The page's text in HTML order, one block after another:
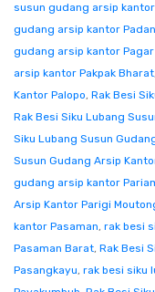
susun gudang arsip
gudang arsip kantor
gudang arsip kantor Pagar
arsip kantor Pakpak Bharat
Kantor Palopo, Rak Besi
Rak Besi Siku Lubang
Siku Lubang Susun
Susun Gudang Arsip
gudang arsip kantor
Arsip Kantor Parigi
kantor Pasaman, rak besi
Pasaman Barat, Rak Besi
Pasangkayu, rak besi siku